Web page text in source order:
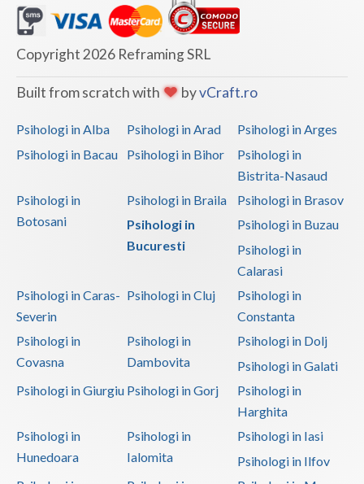
Copyright 2026 Reframing SRL
Built from scratch with byvCraft.ro
Psihologi in Alba Psihologi in Arad
Psihologi in Arges
Psihologi in Bacau
Psihologi in Bihor
Psihologi in
Bistrita-Nasaud
Psihologi in
Botosani
Psihologi in Braila
Psihologi in Brasov
Psihologi in
Bucuresti
Psihologi in Buzau
Psihologi in
Calarasi
Psihologi in Caras-
Severin
Psihologi in Cluj
Psihologi in
Constanta
Psihologi in
Covasna
Psihologi in
Dambovita
Psihologi in Dolj
Psihologi in Galati
Psihologi in Giurgiu Psihologi in Gorj
Psihologi in
Harghita
Psihologi in
Hunedoara
Psihologi in
Ialomita
Psihologi in Iasi
Psihologi in Ilfov